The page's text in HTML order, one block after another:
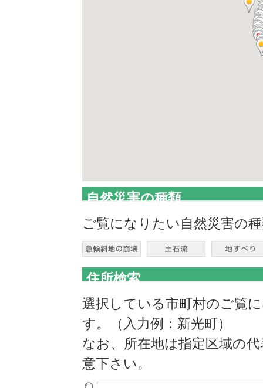
自然災害の種類
ご覧になりたい自然災害の
住所検索
選択している市町村のご覧
す。（入力例：新光町）
なお、所在地は指定区域の
意下さい。